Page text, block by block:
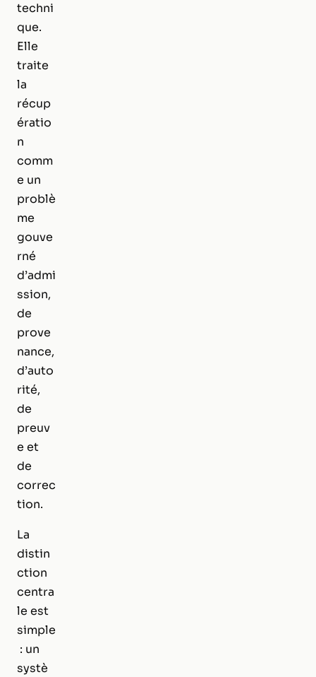
techni
que.
Elle
traite
la
récup
ératio
n
comm
e un
problè
me
gouve
rné
d’admi
ssion,
de
prove
nance,
d’auto
rité,
de
preuv
e et
de
correc
tion.
La
distin
ction
centra
le est
simple
: un
systè